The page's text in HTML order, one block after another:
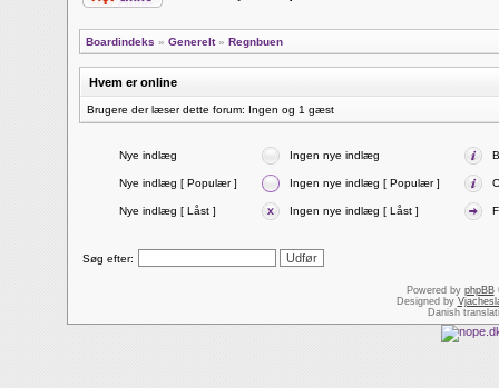
Boardindeks » Generelt» Regnbuen
Hvem er online
Brugere der læser dette forum: Ingen og 1 gæst
Nye indlæg Ingen nye indlæg
Nye indlæg [ Populær ] Ingen nye indlæg [ Populær ]
Nye indlæg [ Låst ] Ingen nye indlæg [ Låst ]
Søg efter:
Powered by phpBB
Designed by
Danish